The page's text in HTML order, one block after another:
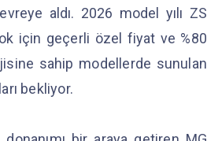
aldı. 2026 model yılı ZS
için geçerli özel fiyat ve %80
sahip modellerde sunulan
bekliyor.